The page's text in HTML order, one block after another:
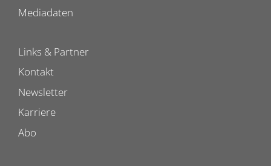
Mediadaten
Links & Partner
Kontakt
Newsletter
Karriere
Abo